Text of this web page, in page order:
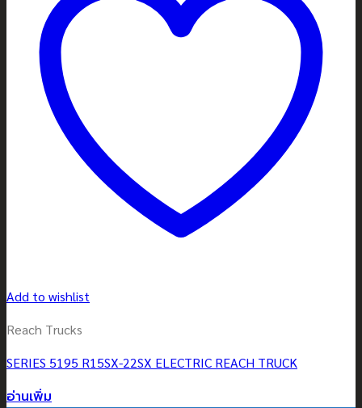
Add to wishlist
Reach Trucks
SERIES 5195 R15SX-22SX ELECTRIC REACH TRUCK
อ่านเพิ่ม